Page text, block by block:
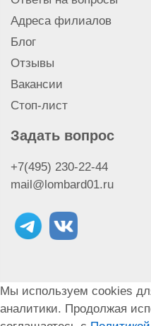
Ответы на вопросы
Адреса филиалов
Блог
Отзывы
Вакансии
+7(495) 230-22-44
Мы используем cookies
аналитики. Продолжая